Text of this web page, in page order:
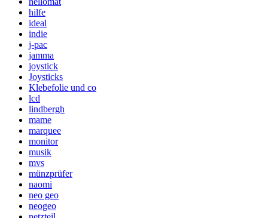
hilfe
ideal
indie
j-pac
jamma
joystick
Joysticks
Klebefolie und co
lcd
lindbergh
mame
marquee
monitor
musik
mvs
münzprüfer
naomi
neo geo
neogeo